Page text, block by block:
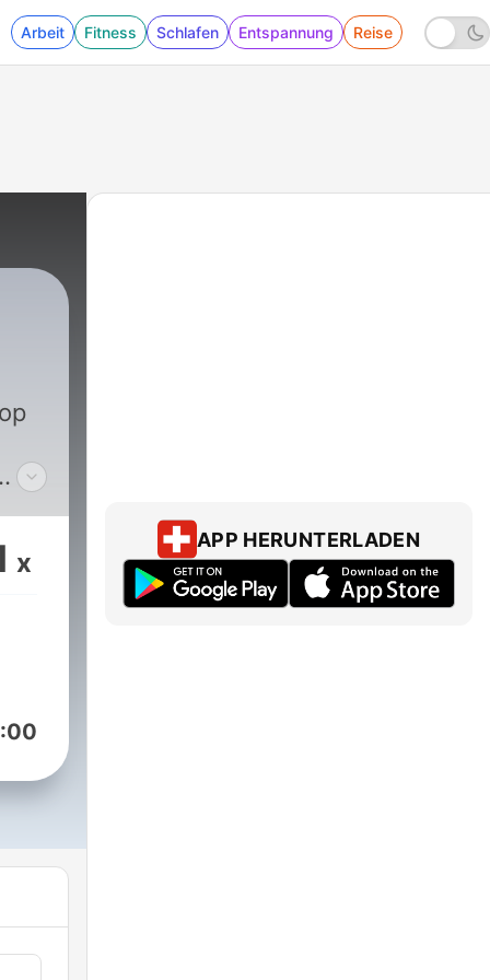
Arbeit Fitness Schlafen Entspannung Reise
x
APP HERUNTERLADEN